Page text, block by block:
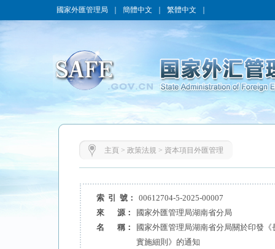
國家外匯管理局 簡體中文 繁體中文
主頁 > 政策法規 > 資本項目外匯管理
索 引 號：
00612704-5-2025-00007
來 源：
國家外匯管理局湖南省分局
名 稱：
國家外匯管理局湖南省分局關於印發《
實施細則》的通知